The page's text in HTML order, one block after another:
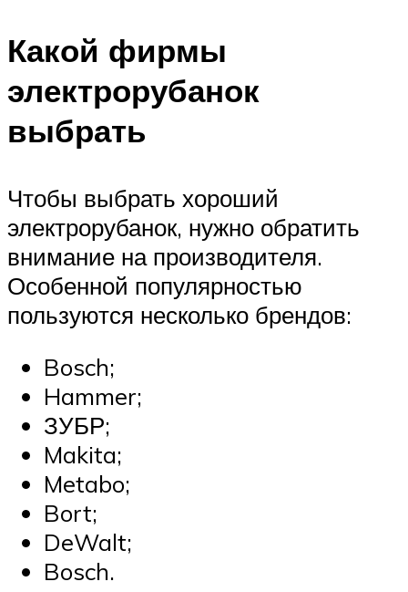
Какой фирмы
электрорубанок
выбрать
Чтобы выбрать хороший
электрорубанок, нужно обратить
внимание на производителя.
Особенной популярностью
пользуются несколько брендов:
Bosch;
Hammer;
ЗУБР;
Makita;
Metabo;
Bort;
DeWalt;
Bosch.